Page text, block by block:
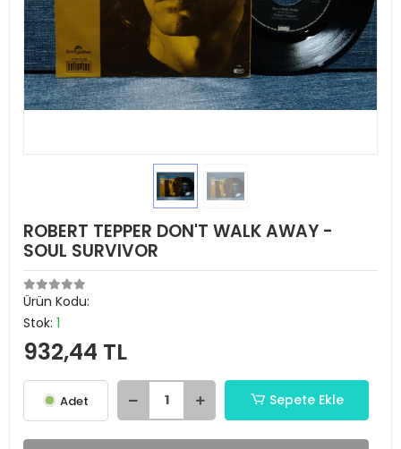
ROBERT TEPPER DON'T WALK AWAY -
SOUL SURVIVOR
Ürün Kodu:
Stok: 1
932,44 TL
Adet Sepete Ekle